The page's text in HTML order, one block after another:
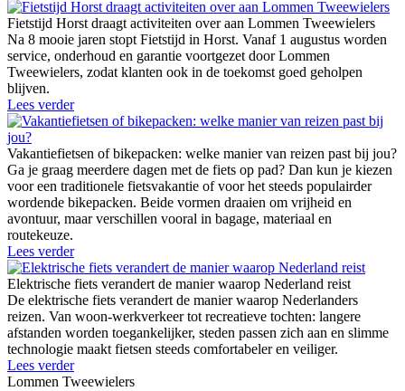
Fietstijd Horst draagt activiteiten over aan Lommen Tweewielers
Na 8 mooie jaren stopt Fietstijd in Horst. Vanaf 1 augustus worden
service, onderhoud en garantie voortgezet door Lommen
Tweewielers, zodat klanten ook in de toekomst goed geholpen
blijven.
Lees verder
Vakantiefietsen of bikepacken: welke manier van reizen past bij jou?
Ga je graag meerdere dagen met de fiets op pad? Dan kun je kiezen
voor een traditionele fietsvakantie of voor het steeds populairder
wordende bikepacken. Beide vormen draaien om vrijheid en
avontuur, maar verschillen vooral in bagage, materiaal en
routekeuze.
Lees verder
Elektrische fiets verandert de manier waarop Nederland reist
De elektrische fiets verandert de manier waarop Nederlanders
reizen. Van woon-werkverkeer tot recreatieve tochten: langere
afstanden worden toegankelijker, steden passen zich aan en slimme
technologie maakt fietsen steeds comfortabeler en veiliger.
Lees verder
Lommen Tweewielers